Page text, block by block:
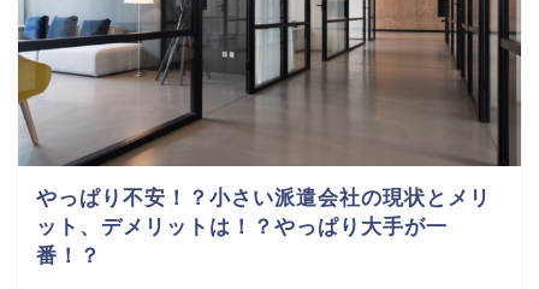
やっぱり不安！？小さい派遣会社の現状とメリ
ット、デメリットは！？やっぱり大手が一
番！？